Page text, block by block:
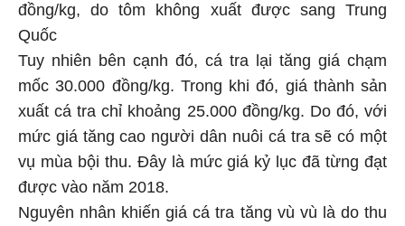
đồng/kg, do tôm không xuất được sang Trung
Quốc
Tuy nhiên bên cạnh đó, cá tra lại tăng giá chạm
mốc 30.000 đồng/kg. Trong khi đó, giá thành sản
xuất cá tra chỉ khoảng 25.000 đồng/kg. Do đó, với
mức giá tăng cao người dân nuôi cá tra sẽ có một
vụ mùa bội thu. Đây là mức giá kỷ lục đã từng đạt
được vào năm 2018.
Nguyên nhân khiến giá cá tra tăng vù vù là do thu